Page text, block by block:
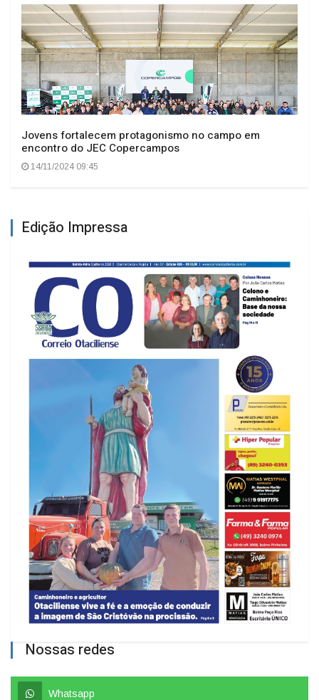
Jovens fortalecem protagonismo no campo em
encontro do JEC Copercampos
14/11/2024 09:45
Edição Impressa
Nossas redes
Whatsapp